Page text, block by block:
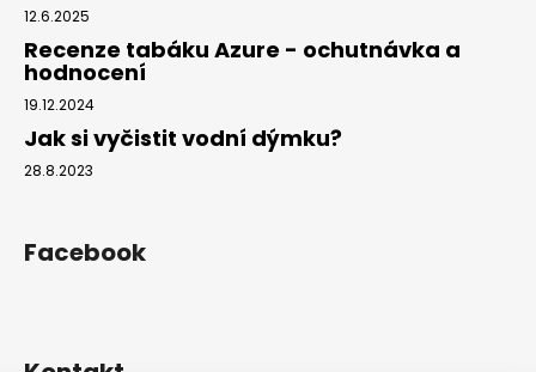
12.6.2025
Recenze tabáku Azure - ochutnávka a
hodnocení
19.12.2024
Jak si vyčistit vodní dýmku?
28.8.2023
Facebook